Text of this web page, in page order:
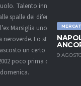
9
Talento innato,
spalle dei difensori e
Marsiglia uno di
Lo stesso
un certo
poco prima del